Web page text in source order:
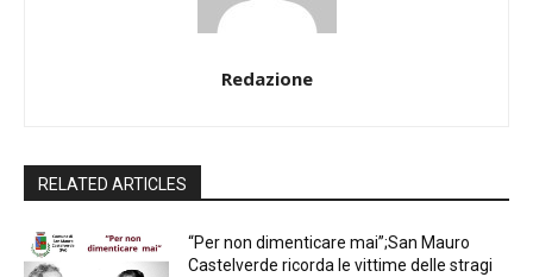
Redazione
RELATED ARTICLES
“Per non dimenticare mai”;San Mauro
Castelverde ricorda le vittime delle stragi